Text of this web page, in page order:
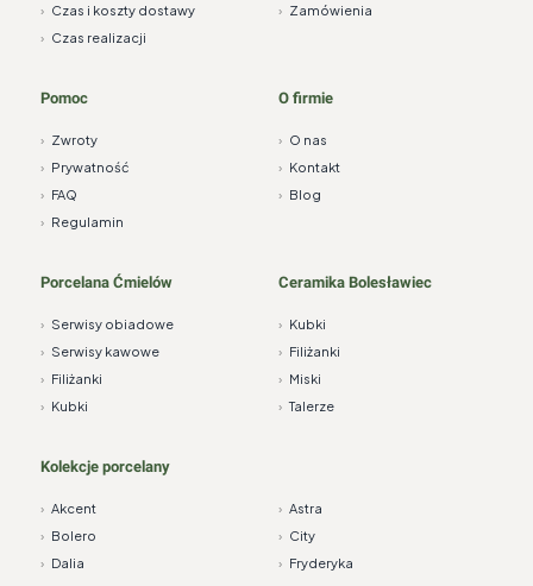
› Czas i koszty dostawy
› Czas realizacji
› Zamówienia
Pomoc
› Zwroty
› Prywatność
› FAQ
› Regulamin
O firmie
› O nas
› Kontakt
› Blog
Porcelana Ćmielów
› Serwisy obiadowe
› Serwisy kawowe
› Filiżanki
› Kubki
Ceramika Bolesławiec
› Kubki
› Filiżanki
› Miski
› Talerze
Kolekcje porcelany
› Akcent › Astra
› Bolero › City
› Dalia › Fryderyka